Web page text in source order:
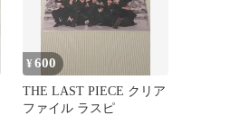
¥600
THE LAST PIECE クリア
ファイル ラスピ